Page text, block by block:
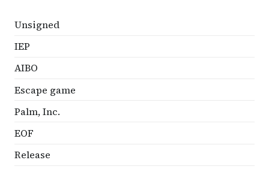
Unsigned
IEP
AIBO
Escape game
Palm, Inc.
EOF
Release